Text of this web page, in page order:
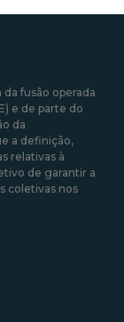
fusão operada
e de parte do
da
a definição,
relativas à
de garantir a
coletivas nos